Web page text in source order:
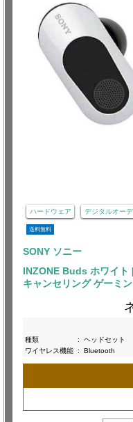
ハードウェア デジタルオー
送料無料
SONY ソニー
INZONE Buds ホワイト
キャンセリング ゲーミ
種類
:
ヘッドセット
ワイヤレス機能 : Bluetooth